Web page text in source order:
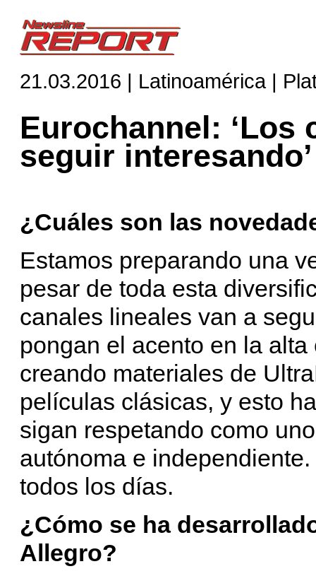
21.03.2016 | Latinoamérica |
Eurochannel: ‘Los
seguir interesando’
¿Cuáles son las
Estamos preparando una
pesar de toda esta
canales lineales van a
pongan el acento en la
creando materiales de
películas clásicas, y esto
sigan respetando como
autónoma e
todos los días.
¿Cómo se ha
Allegro?